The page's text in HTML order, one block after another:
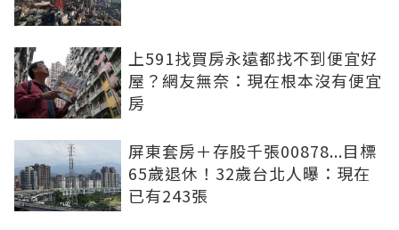
上591找買房永遠都找不到便宜好
屋？網友無奈：現在根本沒有便宜
房
屏東套房＋存股千張00878...目標
65歲退休！32歲台北人曝：現在
已有243張